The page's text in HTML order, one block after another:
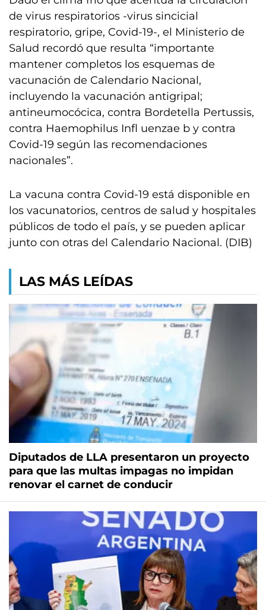
de virus respiratorios -virus sincicial
respiratorio, gripe, Covid-19-, el Ministerio de
Salud recordó que resulta “importante
mantener completos los esquemas de
vacunación de Calendario Nacional,
incluyendo la vacunación antigripal;
antineumocócica, contra Bordetella Pertussis,
contra Haemophilus Infl uenzae b y contra
Covid-19 según las recomendaciones
nacionales”.
La vacuna contra Covid-19 está disponible en
los vacunatorios, centros de salud y hospitales
públicos de todo el país, y se pueden aplicar
junto con otras del Calendario Nacional. (DIB)
LAS MÁS LEÍDAS
Diputados de LLA presentaron un proyecto
para que las multas impagas no impidan
renovar el carnet de conducir